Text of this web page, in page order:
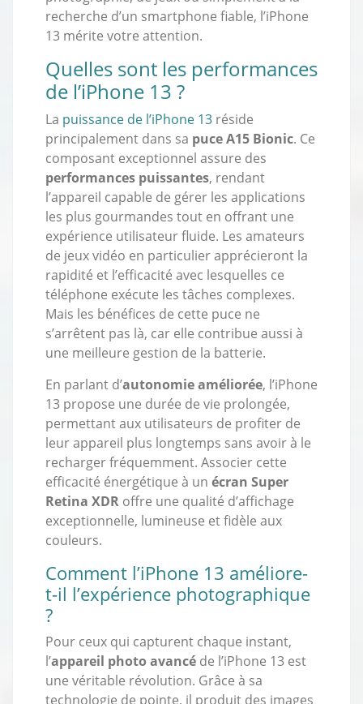
recherche d’un smartphone fiable, l’iPhone
13 mérite votre attention.
Quelles sont les performances
de l’iPhone 13 ?
La puissance de l’iPhone 13 réside
principalement dans sa puce A15 Bionic. Ce
composant exceptionnel assure des
performances puissantes, rendant
l’appareil capable de gérer les applications
les plus gourmandes tout en offrant une
expérience utilisateur fluide. Les amateurs
de jeux vidéo en particulier apprécieront la
rapidité et l’efficacité avec lesquelles ce
téléphone exécute les tâches complexes.
Mais les bénéfices de cette puce ne
s’arrêtent pas là, car elle contribue aussi à
une meilleure gestion de la batterie.
En parlant d’autonomie améliorée, l’iPhone
13 propose une durée de vie prolongée,
permettant aux utilisateurs de profiter de
leur appareil plus longtemps sans avoir à le
recharger fréquemment. Associer cette
efficacité énergétique à un écran Super
Retina XDR offre une qualité d’affichage
exceptionnelle, lumineuse et fidèle aux
couleurs.
Comment l’iPhone 13 améliore-
t-il l’expérience photographique
?
Pour ceux qui capturent chaque instant,
l’appareil photo avancé de l’iPhone 13 est
une véritable révolution. Grâce à sa
technologie de pointe, il produit des images